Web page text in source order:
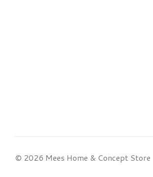
© 2026 Mees Home & Concept Store